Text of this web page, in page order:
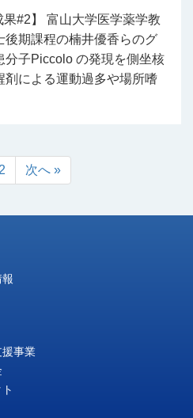
果#2】 富山大学医学薬学教
期課程の楠井優香らのグ
分子Piccolo の発現を側坐核
剤による運動過多や場所嗜
2 次へ »
事業